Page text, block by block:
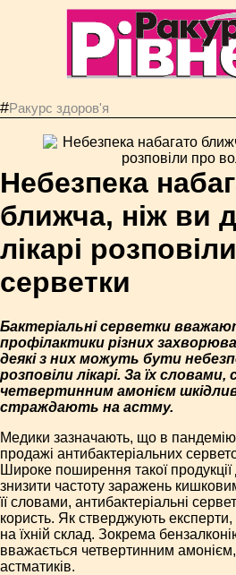
#Ракурс здоров'я
Небезпека
ближча, ніж ви
лікарі
серветки
Бактеріальні серветки
профілактики різних
деякі з них можуть бути
розповіли лікарі. За їх словами,
четвертинним амонієм
страждають на астму.
Медики зазначають, що в пандемію
продажі антибактеріальних
Широке поширення такої
знизити частоту заражень
її словами, антибактеріальні
користь. Як стверджують експерти,
на їхній склад. Зокрема
вважається четвертинним
астматиків.